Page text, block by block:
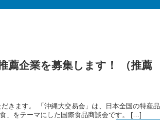
薦企業を募集します！ （推薦
きます。 「沖縄大交易会」は、日本全国の特産品
」をテーマにした国際食品商談会です。 […]